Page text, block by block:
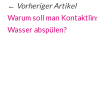
← Vorheriger Artikel
Warum soll man
Wasser abspülen?